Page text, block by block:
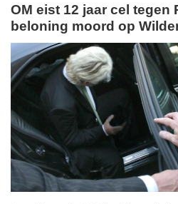
OM eist 12 jaar cel tegen Pakistaan die met
beloning moord op